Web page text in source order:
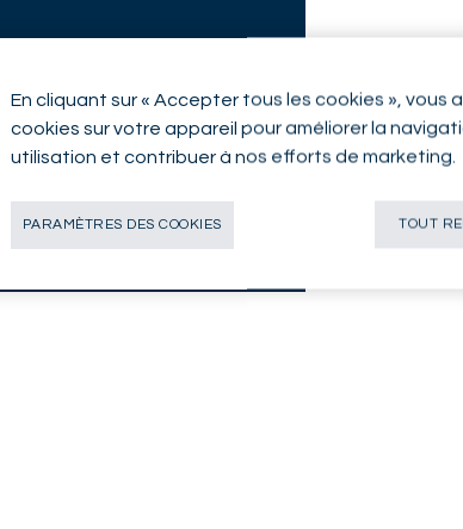
En cliquant sur « Accepter tous les cookies »,
cookies sur votre appareil pour améliorer la
utilisation et contribuer à nos efforts de marketing.
PARAMÈTRES DES COOKIES TOUT